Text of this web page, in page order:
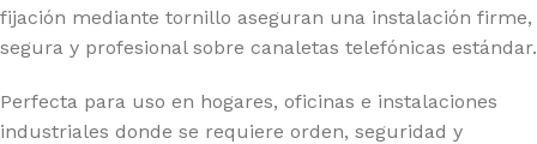
fijación mediante tornillo aseguran una instalación firme,
segura y profesional sobre canaletas telefónicas estándar.
Perfecta para uso en hogares, oficinas e instalaciones
industriales donde se requiere orden, seguridad y